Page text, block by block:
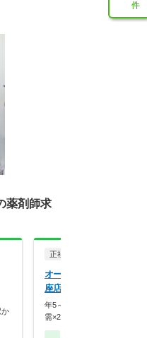
薬剤師求
正社員
オーケー株式会社 オー
座店薬局
年5～10店舗出店で成長中！
需×20枚体制で薬…